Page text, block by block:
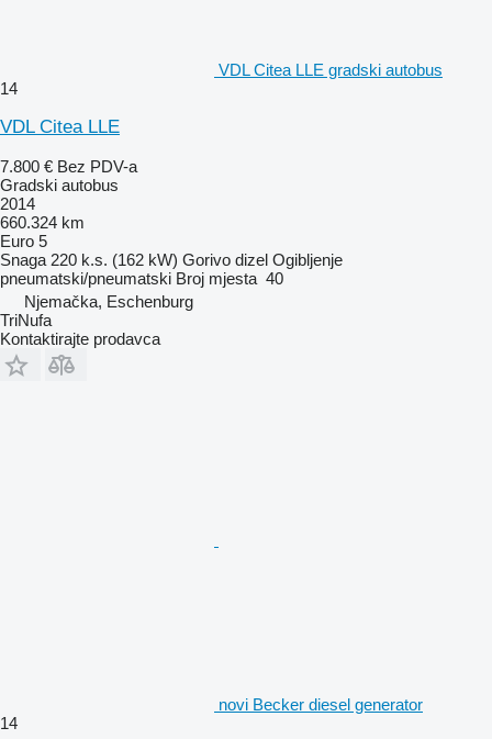
VDL Citea LLE gradski autobus
14
VDL Citea LLE
7.800 € Bez PDV-a
Gradski autobus
2014
660.324 km
Euro 5
Snaga 220 k.s. (162 kW) Gorivo dizel Ogibljenje
pneumatski/pneumatski Broj mjesta 40
Njemačka, Eschenburg
TriNufa
Kontaktirajte prodavca
novi Becker diesel generator
14